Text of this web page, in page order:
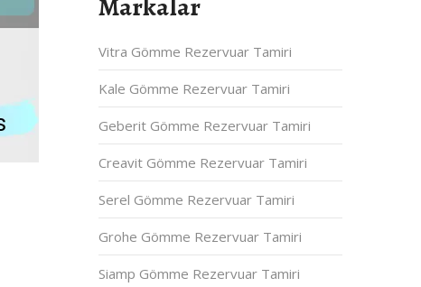
Markalar
Vitra Gömme Rezervuar Tamiri
Kale Gömme Rezervuar Tamiri
Geberit Gömme Rezervuar Tamiri
Creavit Gömme Rezervuar Tamiri
Serel Gömme Rezervuar Tamiri
Grohe Gömme Rezervuar Tamiri
Siamp Gömme Rezervuar Tamiri